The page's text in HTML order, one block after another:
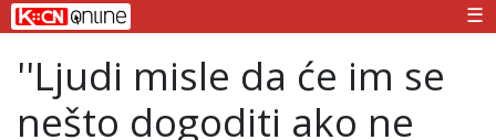
☰
''Ljudi misle da će im se
nešto dogoditi ako ne